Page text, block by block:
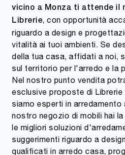
vicino a Monza ti attende il
Librerie
, con opportunità
riguardo a design e
vitalità ai tuoi ambienti. Se
della tua casa, affidati a noi,
sul territorio per l'arredo e la
Nel nostro punto vendita
esclusive proposte di
siamo esperti in arredamento
nostro negozio di mobili hai
le migliori soluzioni
suggerimenti riguardo a
qualificati in arredo casa,